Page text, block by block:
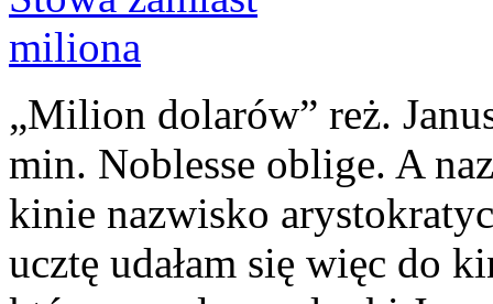
„Milion dolarów” reż.
min. Noblesse oblige. A
kinie nazwisko
ucztę udałam się więc do